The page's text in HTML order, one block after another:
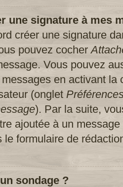
une signature à mes
créer une signature
pouvez cocher
Vous pouvez
en activant la
(onglet
). Par la suite,
ajoutée à un
le formulaire de
sondage ?